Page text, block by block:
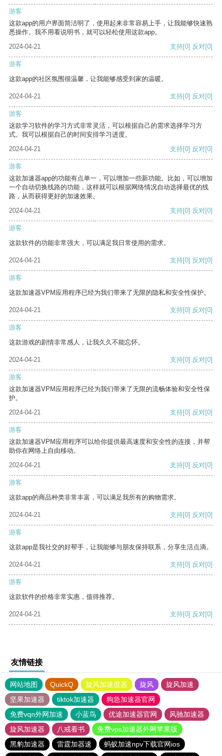
游客
这款app的用户界面简洁明了，使用起来非常容易上手，让我能够快速熟
悉操作。我不用看说明书，就可以轻松使用这款app。
2024-04-21
支持[0] 反对[0]
游客
这款app的社区氛围很温馨，让我能够感受到家的温暖。
2024-04-21 支持[0] 反对[0]
游客
这款学习软件的学习方式非常灵活，可以根据自己的需求选择学习方
式。我可以根据自己的时间安排学习进度。
2024-04-21
支持[0] 反对[0]
游客
这款加速器app的功能有点单一，可以增加一些新功能。比如，可以增加
一个自动切换线路的功能，这样就可以根据网络情况自动选择最优的线
路，从而获得更好的加速效果。
2024-04-21
支持[0] 反对[0]
游客
这款软件的功能非常强大，可以满足我日常使用的需求。
2024-04-21 支持[0] 反对[0]
游客
这款加速器VPM应用程序已经为我们带来了无限的隐私和安全性保护。
2024-04-21 支持[0] 反对[0]
游客
这款游戏的剧情非常感人，让我久久不能忘怀。
2024-04-21 支持[0] 反对[0]
游客
这款加速器VPM应用程序已经为我们带来了无限的流畅体验和安全性保
护。
2024-04-21
支持[0] 反对[0]
游客
这款加速器VPM应用程序可以给你提供最高速度和安全性的连接，并帮
助你在网络上自由移动。
2024-04-21
支持[0] 反对[0]
游客
这款app的商品种类非常丰富，可以满足我所有的购物需求。
2024-04-21 支持[0] 反对[0]
游客
这款app是我社交的好帮手，让我能够与朋友保持联系，分享生活点滴。
2024-04-21 支持[0] 反对[0]
游客
这款软件的价格非常实惠，值得推荐。
2024-04-21 支持[0] 反对[0]
友情链接
网站地图 QuickQ 旋风加速度器 旋风
旋风加速
坚果加速器
tiktok加速器
狗急加速器官网
免费vqn外网加速
小蓝鸟 优途加速器官网
风驰加速器
旋风加速器
八戒看书
免费vps加速器外网苹果版
黑豹加速器
雷霆加器速
蚂蚁加速npv下载官网ios